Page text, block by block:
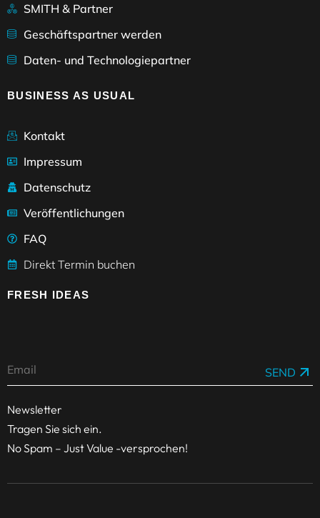
SMITH & Partner
Geschäftspartner werden
Daten- und Technologiepartner
BUSINESS AS USUAL
Kontakt
Impressum
Datenschutz
Veröffentlichungen
FAQ
Direkt Termin buchen
FRESH IDEAS
SEND
Newsletter
Tragen Sie sich ein.
No Spam – Just Value -versprochen!